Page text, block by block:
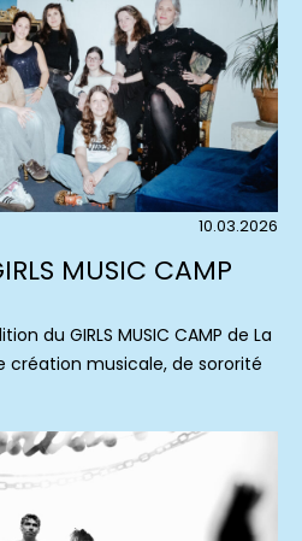
10.03.2026
MUSIC CAMP
du GIRLS MUSIC CAMP de La
création musicale, de sororité